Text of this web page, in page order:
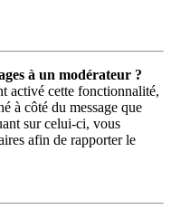
à un modérateur ?
activé cette fonctionnalité,
à côté du message que
sur celui-ci, vous
afin de rapporter le